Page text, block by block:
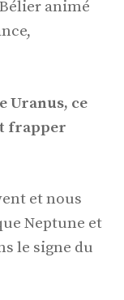
animé
Uranus, ce
frapper
et nous
Neptune et
le signe du